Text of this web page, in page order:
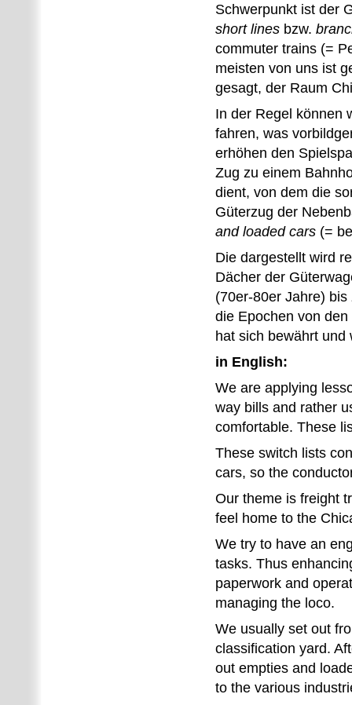
Schwerpunkt ist der
short lines bzw.
commuter trains (=
meisten von uns ist
gesagt, der Raum
In der Regel können
fahren, was
erhöhen den
Zug zu einem
dient, von dem die
Güterzug der
and loaded cars (=
Die dargestellt wird
Dächer der
(70er-80er Jahre)
die Epochen von
hat sich bewährt
in English:
We are applying
way bills and rather
comfortable. These
These switch lists
cars, so the
Our theme is freight
feel home to the
We try to have an
tasks. Thus
paperwork and
managing the loco.
We usually set out
classification yard.
out empties and
to the various